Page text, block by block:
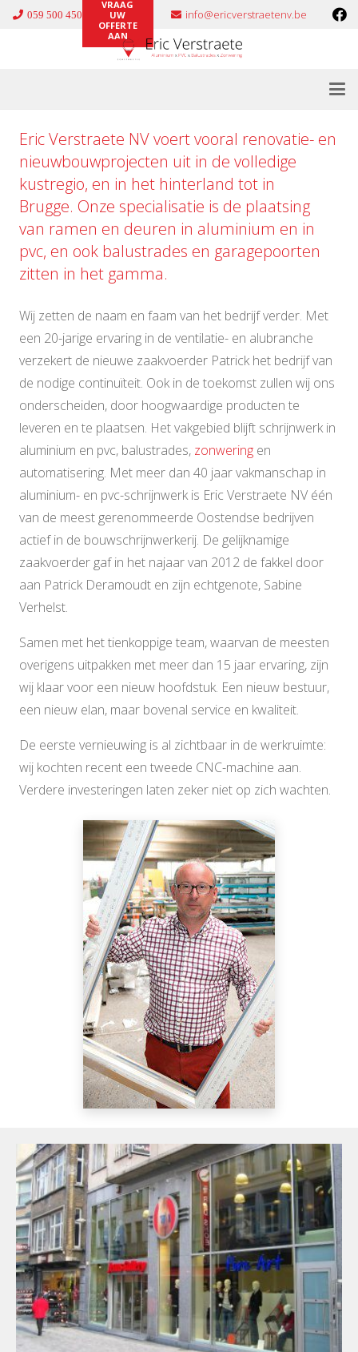
059 500 450
VRAAG
UW
OFFERTE
AAN
info@ericverstraetenv.be
Eric Verstraete NV voert vooral renovatie- en
nieuwbouwprojecten uit in de volledige
kustregio, en in het hinterland tot in
Brugge. Onze specialisatie is de plaatsing
van ramen en deuren in aluminium en in
pvc, en ook balustrades en garagepoorten
zitten in het gamma.
Wij zetten de naam en faam van het bedrijf verder. Met
een 20-jarige ervaring in de ventilatie- en alubranche
verzekert de nieuwe zaakvoerder Patrick het bedrijf van
de nodige continuïteit. Ook in de toekomst zullen wij ons
onderscheiden, door hoogwaardige producten te
leveren en te plaatsen. Het vakgebied blijft schrijnwerk in
aluminium en pvc, balustrades, zonwering en
automatisering. Met meer dan 40 jaar vakmanschap in
aluminium- en pvc-schrijnwerk is Eric Verstraete NV één
van de meest gerenommeerde Oostendse bedrijven
actief in de bouwschrijnwerkerij. De gelijknamige
zaakvoerder gaf in het najaar van 2012 de fakkel door
aan Patrick Deramoudt en zijn echtgenote, Sabine
Verhelst.
Samen met het tienkoppige team, waarvan de meesten
overigens uitpakken met meer dan 15 jaar ervaring, zijn
wij klaar voor een nieuw hoofdstuk. Een nieuw bestuur,
een nieuw elan, maar bovenal service en kwaliteit.
De eerste vernieuwing is al zichtbaar in de werkruimte:
wij kochten recent een tweede CNC-machine aan.
Verdere investeringen laten zeker niet op zich wachten.